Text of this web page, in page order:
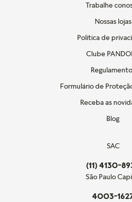
Trabalhe
Nossas lojas
Politica de
Clube
Formulário de
Receba as
Blog
SAC
(11) 4130-
São Paulo
4003-